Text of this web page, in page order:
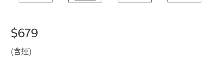
$679
(含運)